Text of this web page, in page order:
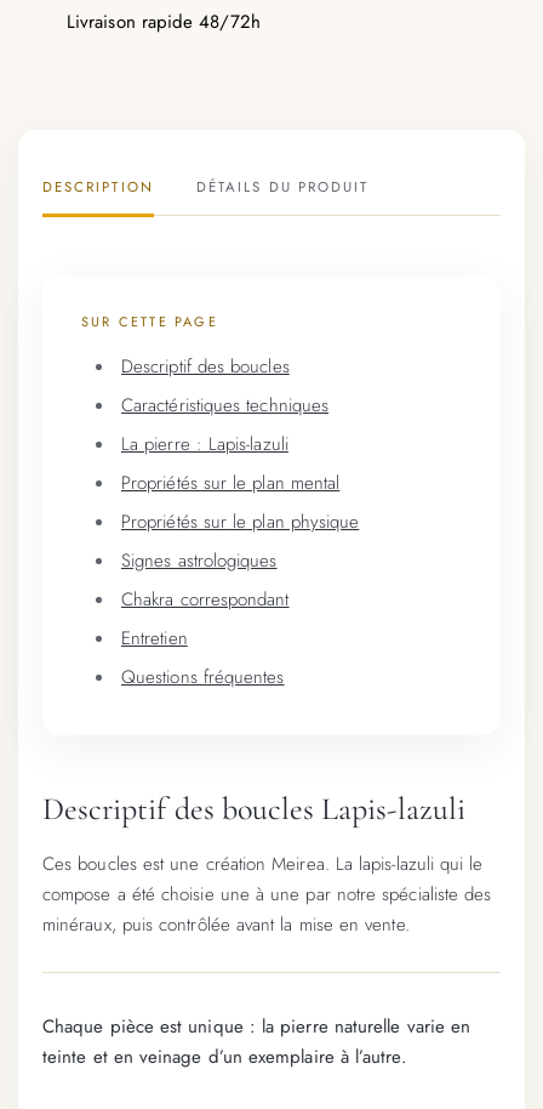
Livraison rapide 48/72h
DESCRIPTION DÉTAILS DU PRODUIT
SUR CETTE PAGE
Descriptif des boucles
Caractéristiques techniques
La pierre : Lapis-lazuli
Propriétés sur le plan mental
Propriétés sur le plan physique
Signes astrologiques
Chakra correspondant
Entretien
Questions fréquentes
Descriptif des boucles Lapis-lazuli
Ces boucles est une création Meirea. La lapis-lazuli qui le
compose a été choisie une à une par notre spécialiste des
minéraux, puis contrôlée avant la mise en vente.
Chaque pièce est unique : la pierre naturelle varie en
teinte et en veinage d’un exemplaire à l’autre.